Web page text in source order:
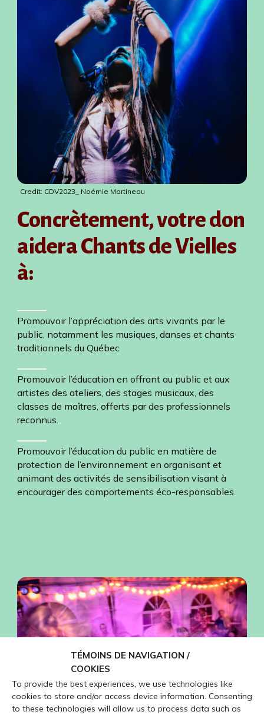
TÉMOINS DE NAVIGATION /
COOKIES
To provide the best experiences, we use technologies like
cookies to store and/or access device information. Consenting
to these technologies will allow us to process data such as
Credit: CDV2023_ Noémie Martineau
Concrètement, votre don
aidera Chants de Vielles
à:
Promouvoir l’appréciation des arts vivants par le
public, notamment les musiques, danses et chants
traditionnels du Québec
Promouvoir l’éducation en offrant au public et aux
artistes des ateliers, des stages musicaux, des
classes de maîtres, offerts par des professionnels
reconnus.
Promouvoir l’éducation du public en matière de
protection de l’environnement en organisant et
animant des activités de sensibilisation visant à
encourager des comportements éco-responsables.